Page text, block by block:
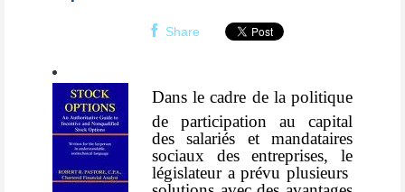
Share
Dansle cadre de la politique
de participation au capital
des salariés et mandataires
sociaux des entreprises, le
législateur a prévu plusieurs